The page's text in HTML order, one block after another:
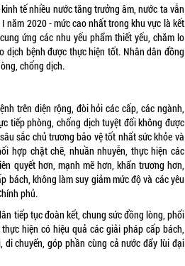
tế nhiều nước tăng trưởng âm, nước ta vẫn
năm 2020 - mức cao nhất trong khu vực là kết
ứng các nhu yếu phẩm thiết yếu, chăm lo
dịch bệnh được thực hiện tốt. Nhân dân đồng
chống dịch.
trên diện rộng, đòi hỏi các cấp, các ngành,
tiếp phòng, chống dịch tuyệt đối không được
sắc chủ trương bảo vệ tốt nhất sức khỏe và
hợp chặt chẽ, nhuần nhuyễn, thực hiện các
quyết hơn, mạnh mẽ hơn, khẩn trương hơn,
bách, không làm suy giảm mức độ và các yêu
phủ.
tiếp tục đoàn kết, chung sức đồng lòng, phối
hiện có hiệu quả các giải pháp cấp bách,
chuyển, góp phần cùng cả nước đẩy lùi đại